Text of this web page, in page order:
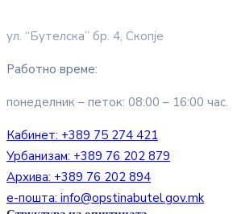
ул. “Бутелска” бр. 4, Скопје
Работно време:
понеделник – петок: 08:00 – 16:00 час.
Кабинет: +389 75 274 421
Урбанизам: +389 76 202 879
Архива: +389 76 202 894
е-пошта: info@opstinabutel.gov.mk